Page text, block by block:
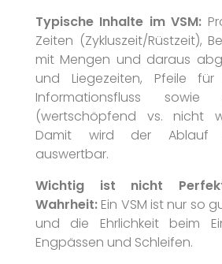
Typische Inhalte im VSM:
Zeiten (Zykluszeit/Rüstzeit),
mit Mengen und daraus
und Liegezeiten, Pfeile
Informationsfluss sowie
(wertschöpfend vs. nicht
Damit wird der Ablauf
auswertbar.
Wichtig ist nicht
Wahrheit: Ein VSM ist nur so
und die Ehrlichkeit beim
Engpässen und Schleifen.